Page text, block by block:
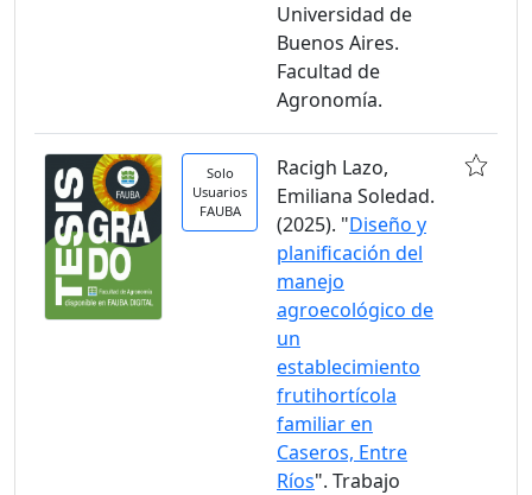
Universidad de
Buenos Aires.
Facultad de
Agronomía.
Solo
Usuarios
FAUBA
Racigh Lazo,
Emiliana Soledad.
(2025). "Diseño y
planificación del
manejo
agroecológico de
un
establecimiento
frutihortícola
familiar en
Caseros, Entre
Ríos". Trabajo